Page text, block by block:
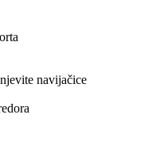
navijačice